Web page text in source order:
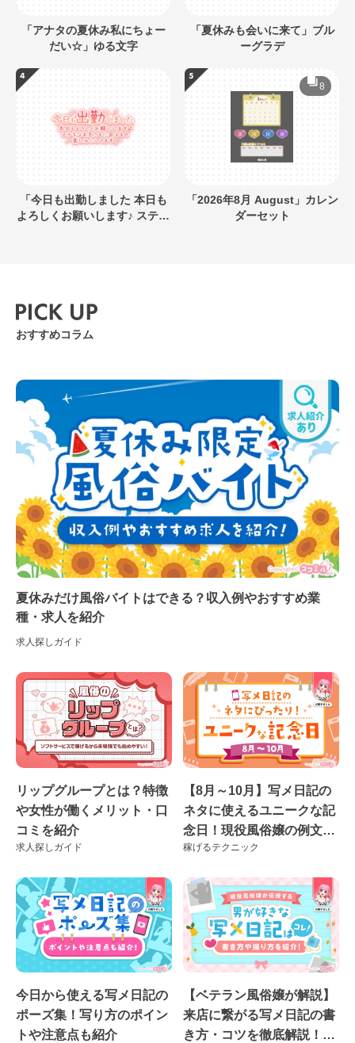
「アナタの夏休み私にちょー
だい☆」ゆる文字
「夏休みも会いに来て」ブル
ーグラデ
「今日も出勤しました 本日も
よろしくお願いします♪ ステキ
8
「2026年8月 August」カレン
ダーセット
おすすめコラム
夏休みだけ風俗バイトはできる？収入例やおすすめ業
種・求人を紹介
求人探しガイド
リップグループとは？特徴
や女性が働くメリット・口
コミを紹介
求人探しガイド
【8月～10月】写メ日記の
ネタに使えるユニークな記
念日！現役風俗嬢の例文付
き♪
稼げるテクニック
今日から使える写メ日記の
ポーズ集！写り方のポイン
トや注意点も紹介
【ベテラン風俗嬢が解説】
来店に繋がる写メ日記の書
き方・コツを徹底解説！良